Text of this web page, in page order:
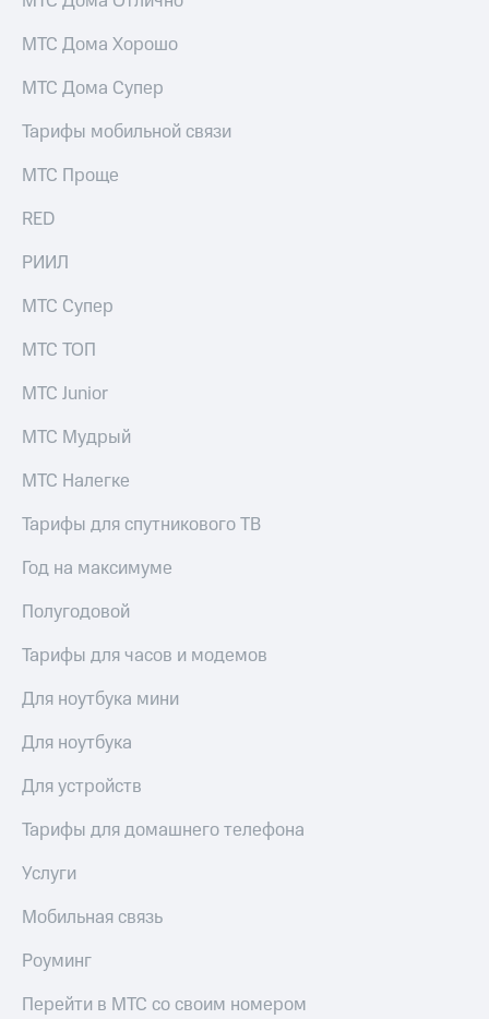
и не
только
и родителям
от МТС
Акции
Приложения
КИОН
КИОН
Строки
Live
Гудок
Мой
приложения
Инвестиции
Получайте
доход
Покупка
на связь
Live
Гудок
Мой
приложения
онлайн
Страхование
Покупка
онлайн
на связь
С картой
Деньги
Накопления
Откладывайте
и получайте
доход 15%
Акции
Условия
пополнения
Скидка
30%
на связь
и МТС Супер
МТС Деньги
МТС Дома Хорошо
МТС Дома Супер
Тарифы мобильной связи
МТС Проще
RED
РИИЛ
МТС Супер
МТС ТОП
МТС Junior
МТС Мудрый
МТС Налегке
Тарифы для спутникового ТВ
Год на максимуме
Полугодовой
Тарифы для часов и модемов
Для ноутбука мини
Для ноутбука
Для устройств
Тарифы для домашнего телефона
Услуги
Мобильная связь
Роуминг
Перейти в МТС со своим номером